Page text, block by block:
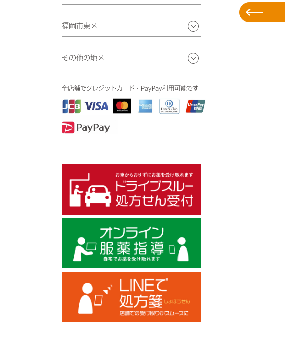
福岡市東区
その他の地区
全店舗でクレジットカード・PayPay利用可能です